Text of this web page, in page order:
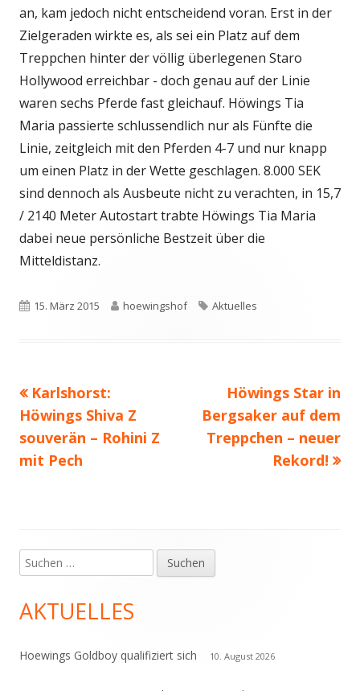
an, kam jedoch nicht entscheidend voran. Erst in der
Zielgeraden wirkte es, als sei ein Platz auf dem
Treppchen hinter der völlig überlegenen Staro
Hollywood erreichbar - doch genau auf der Linie
waren sechs Pferde fast gleichauf. Höwings Tia
Maria passierte schlussendlich nur als Fünfte die
Linie, zeitgleich mit den Pferden 4-7 und nur knapp
um einen Platz in der Wette geschlagen. 8.000 SEK
sind dennoch als Ausbeute nicht zu verachten, in 15,7
/ 2140 Meter Autostart trabte Höwings Tia Maria
dabei neue persönliche Bestzeit über die
Mitteldistanz.
Veröffentlicht
15. März 2015 Autor
hoewingshof Schlagwörter
Aktuelles
Beitragsnavigation
Vorheriger
Beitrag:
Karlshorst:
Höwings Shiva Z
souverän – Rohini Z
mit Pech
Nächster
Beitrag
Höwings Star in
Bergsaker auf dem
Treppchen – neuer
Rekord!
Haupt-
Seitenleiste
Suchen
nach:
AKTUELLES
Hoewings Goldboy qualifiziert sich 10. August 2026